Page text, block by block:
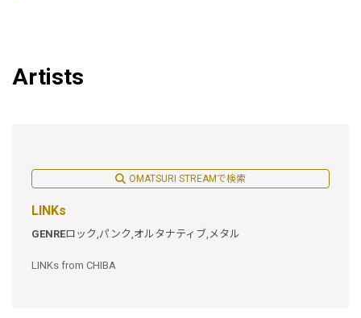
Artists
OMATSURI STREAMで検索
LINKs
GENREロック,パンク,オルタナティブ,メタル
LINKs from CHIBA